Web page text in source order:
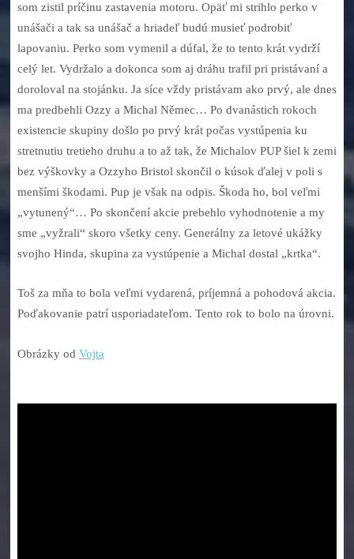
som zistil príčinu zastavenia motoru. Opäť mi strihlo perko v
unášači a tak sa unášač a hriadeľ budú musieť podrobiť
lapovaniu. Perko som vymenil a dúfal, že to tento krát vydrží
celý let. Vydržalo a dokonca som aj dráhu trafil pri pristávaní a
doroloval na stojánku. Ja síce vždy pristávam ako prvý, ale dnes
ma predbehli Ozzy a Michal Němec… Po dvanástich rokoch
existencie skupiny došlo po prvý krát počas vystúpenia ku
stretnutiu tretieho druhu a to až tak, že Michalov PUP šiel k zemi
bez výškovky a Ozzyho Bristol skončil o kúsok ďalej v poli s
menšími škodami. Pup je však na odpis. Škoda ho, bol veľmi
„vytunený“… Po skončení akcie prebehlo vyhodnotenie a my
sme „vyžrali“ skoro všetky ceny. Generálny za letové ukážky
svojho Hinda, skupina za vystúpenie a Michal dostal „krtka“.
Toš za mňa to bola veľmi vydarená, príjemná a pohodová akcia.
Poďakovanie patrí usporiadateľom. Tento rok to bolo na úrovni.
Obrázky od Vojta